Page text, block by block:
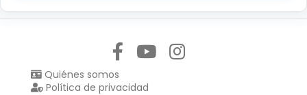
Quiénes somos
Política de privacidad